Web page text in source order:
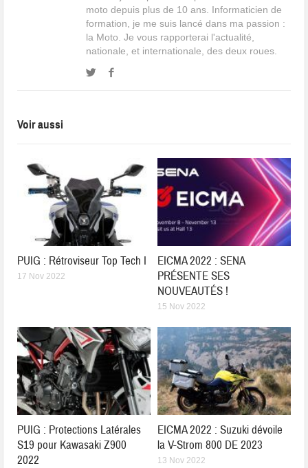
moto depuis plus de 10 ans. Informaticien de
formation, je me suis lancé dans ma passion :
la Moto. Je vous rapporterai l'actualité,
nationale, et internationale, des deux roues.
Voir aussi
PUIG : Rétroviseur Top Tech I
17 Nov 2022
EICMA 2022 : SENA
PRÉSENTE SES
NOUVEAUTÉS !
15 Nov 2022
PUIG : Protections Latérales
S19 pour Kawasaki Z900
2022
EICMA 2022 : Suzuki dévoile
la V-Strom 800 DE 2023
13 Nov 2022